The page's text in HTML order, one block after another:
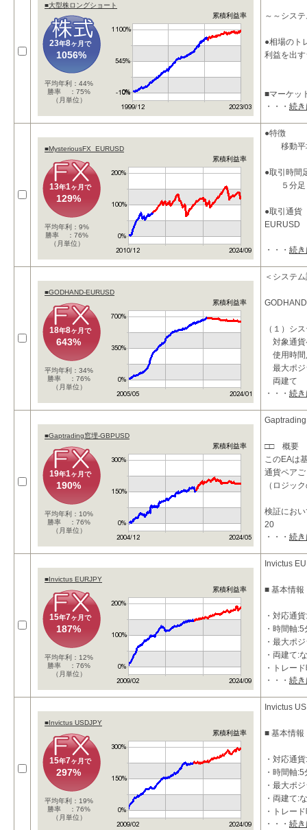
■大型株ロングショート
累積利益率
23年8ヶ月で
1056%
平均年利：44%
勝率 ：75%
（月単位）
～～シス
●相場のト
利益を出
■マーケッ
・・・ 続
■MysteriousFX_EURUSD
累積利益率
13年1ヶ月で
129%
平均年利：9%
勝率 ：76%
（月単位）
●特徴
移動平均
●取引時間
５分足
●取引通貨
EURUSD
●パラメー
・・・ 続
■GODHAND-EURUSD
累積利益率
18年8ヶ月で
643%
平均年利：34%
勝率 ：76%
（月単位）
＜システ
（１）シ
対象通
使用
最大ポ
両建
損切り
・・・ 続
■Gaptrading窓埋-GBPUSD
累積利益率
19年1ヶ月で
190%
平均年利：10%
勝率 ：76%
（月単位）
□□ 概要
このEAは
通貨ペア
（ロジッ
検証にお
20
・・・ 続
■Invictus EURJPY
累積利益率
15年7ヶ月で
187%
平均年利：12%
勝率 ：76%
（月単位）
Invictus
■ 基本情報
・対応通
・時間軸:5
・最大ポ
・両建て:
・トレー
・利確：
■ 特徴
・押し目
・・・ 続
■Invictus USDJPY
累積利益率
15年7ヶ月で
297%
平均年利：19%
勝率 ：76%
（月単位）
Invictus
■ 基本情報
・対応通
・時間軸:5
・最大ポ
・両建て:
・トレー
・利確：
・・・ 続